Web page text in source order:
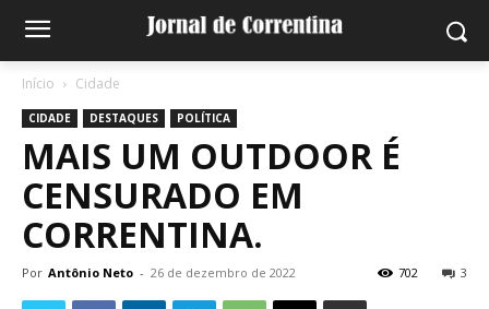
Início Cidade
CIDADE DESTAQUES POLÍTICA
MAIS UM OUTDOOR É
CENSURADO EM
CORRENTINA.
Por Antônio Neto - 26 de dezembro de 2022 3
702